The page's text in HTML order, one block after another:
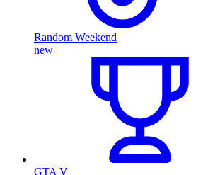
Random Weekend
new
GTA V